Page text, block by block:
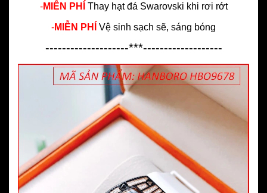
-MIỄN PHÍ Thay hạt đá Swarovski khi rơi rớt
-MIỄN PHÍ Vệ sinh sạch sẽ, sáng bóng
--------------------***-------------------